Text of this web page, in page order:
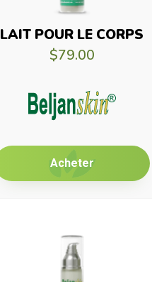
LAIT POUR LE CORPS
$79.00
Acheter